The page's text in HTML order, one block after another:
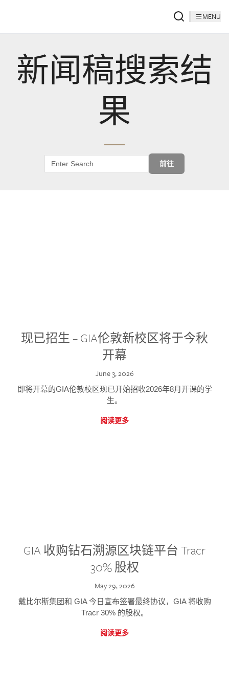
MENU
新闻稿搜索结
果
前往
现已招生 – GIA伦敦新校区将于今秋
开幕
June 3, 2026
即将开幕的GIA伦敦校区现已开始招收2026年8月开课的学
生。
阅读更多
GIA 收购钻石溯源区块链平台 Tracr
30% 股权
May 29, 2026
戴比尔斯集团和 GIA 今日宣布签署最终协议，GIA 将收购
Tracr 30% 的股权。
阅读更多